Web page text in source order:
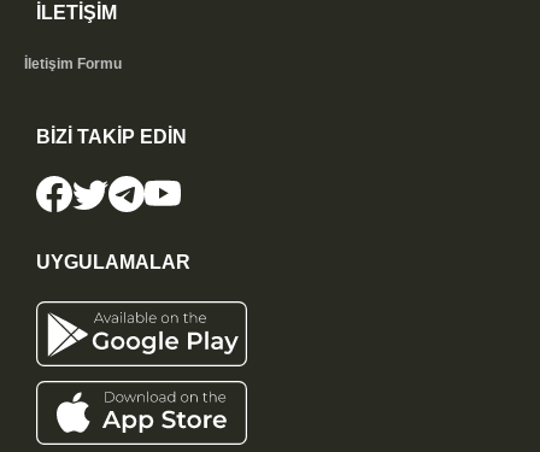
İLETİŞİM
İletişim Formu
BİZİ TAKİP EDİN
UYGULAMALAR